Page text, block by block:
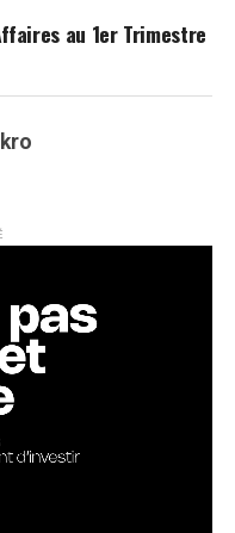
au 1er Trimestre